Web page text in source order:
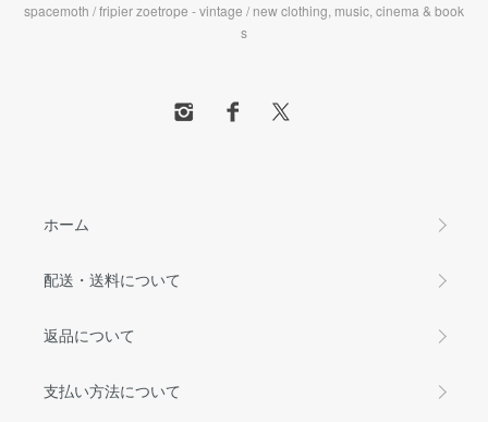
spacemoth / fripier zoetrope - vintage / new clothing, music, cinema & book
s
ホーム
配送・送料について
返品について
支払い方法について